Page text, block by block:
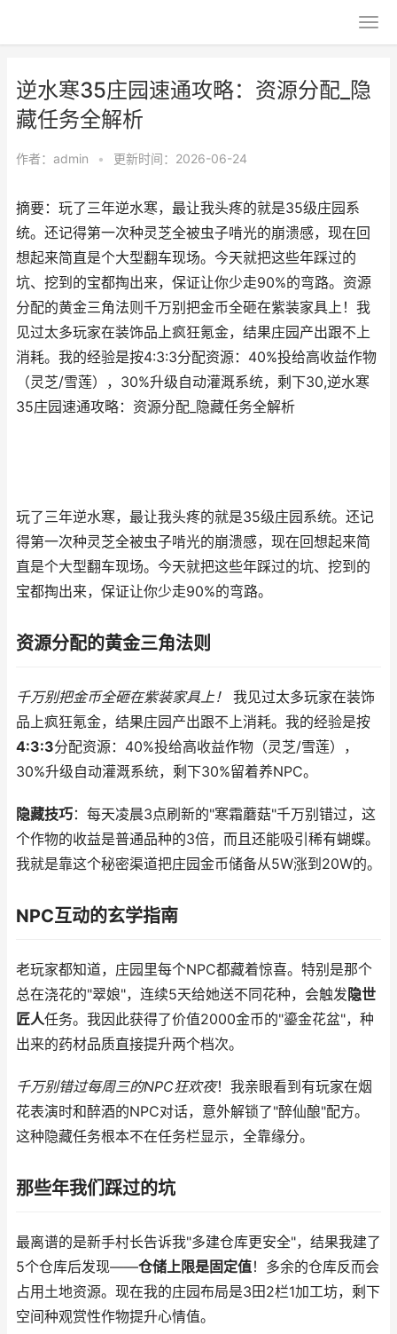
逆水寒35庄园速通攻略：资源分配_隐
藏任务全解析
作者： admin • 更新时间：2026-06-24
摘要：玩了三年逆水寒，最让我头疼的就是35级庄园系
统。还记得第一次种灵芝全被虫子啃光的崩溃感，现在回
想起来简直是个大型翻车现场。今天就把这些年踩过的
坑、挖到的宝都掏出来，保证让你少走90%的弯路。资源
分配的黄金三角法则千万别把金币全砸在紫装家具上！我
见过太多玩家在装饰品上疯狂氪金，结果庄园产出跟不上
消耗。我的经验是按4:3:3分配资源：40%投给高收益作物
（灵芝/雪莲），30%升级自动灌溉系统，剩下30,逆水寒
35庄园速通攻略：资源分配_隐藏任务全解析
玩了三年逆水寒，最让我头疼的就是35级庄园系统。还记
得第一次种灵芝全被虫子啃光的崩溃感，现在回想起来简
直是个大型翻车现场。今天就把这些年踩过的坑、挖到的
宝都掏出来，保证让你少走90%的弯路。
资源分配的黄金三角法则
千万别把金币全砸在紫装家具上！
我见过太多玩家在装饰
品上疯狂氪金，结果庄园产出跟不上消耗。我的经验是按
4:3:3分配资源：40%投给高收益作物（灵芝/雪莲），
30%升级自动灌溉系统，剩下30%留着养NPC。
隐藏技巧：每天凌晨3点刷新的"寒霜蘑菇"千万别错过，这
个作物的收益是普通品种的3倍，而且还能吸引稀有蝴蝶。
我就是靠这个秘密渠道把庄园金币储备从5W涨到20W的。
NPC互动的玄学指南
老玩家都知道，庄园里每个NPC都藏着惊喜。特别是那个
总在浇花的"翠娘"，连续5天给她送不同花种，会触发 隐世
匠人任务。我因此获得了价值2000金币的"鎏金花盆"，种
出来的药材品质直接提升两个档次。
千万别错过每周三的NPC狂欢夜！我亲眼看到有玩家在烟
花表演时和醉酒的NPC对话，意外解锁了"醉仙酿"配方。
这种隐藏任务根本不在任务栏显示，全靠缘分。
那些年我们踩过的坑
最离谱的是新手村长告诉我"多建仓库更安全"，结果我建了
5个仓库后发现——仓储上限是固定值！多余的仓库反而会
占用土地资源。现在我的庄园布局是3田2栏1加工坊，剩下
空间种观赏性作物提升心情值。